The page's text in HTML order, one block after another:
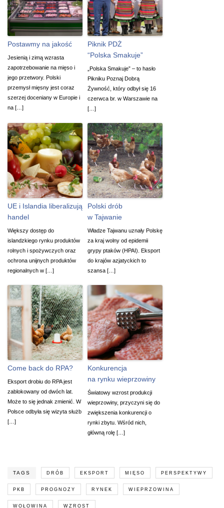
Postawmy na jakość
Jesienią i zimą wzrasta
zapotrzebowanie na mięso i
jego przetwory. Polski
przemysł mięsny jest coraz
szerzej doceniany w Europie i
na […]
Piknik PDŻ
“Polska Smakuje”
„Polska Smakuje” – to hasło
Pikniku Poznaj Dobrą
Żywność, który odbył się 16
czerwca br. w Warszawie na
[…]
UE i Islandia liberalizują
handel
Większy dostęp do
islandzkiego rynku produktów
rolnych i spożywczych oraz
ochrona unijnych produktów
regionalnych w […]
Polski drób
w Tajwanie
Władze Tajwanu uznały Polskę
za kraj wolny od epidemii
grypy ptaków (HPAI). Eksport
do krajów azjatyckich to
szansa […]
Come back do RPA?
Eksport drobiu do RPA jest
zablokowany od dwóch lat.
Może to się jednak zmienić. W
Polsce odbyła się wizyta służb
[…]
Konkurencja
na rynku wieprzowiny
Światowy wzrost produkcji
wieprzowiny, przyczyni się do
zwiększenia konkurencji o
rynki zbytu. Wśród nich,
główną rolę […]
TAGS DRÓB EKSPORT MIĘSO PERSPEKTYWY
PKB PROGNOZY RYNEK WIEPRZOWINA
WOŁOWINA WZROST